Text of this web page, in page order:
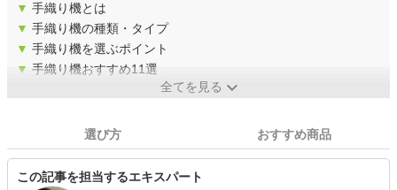
▼ 手織り機とは
▼ 手織り機の種類・タイプ
▼ 手織り機を選ぶポイント
▼ 手織り機おすすめ11選
全てを見る
選び方 おすすめ商品
この記事を担当するエキスパート